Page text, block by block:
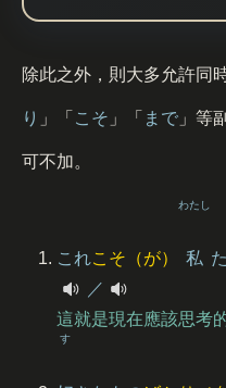
除此之外，則大多允許同
り 」「 こそ 」「 まで 」等
可不加。
これこそ（が） 私
わたし
／
這就是現在應該思考
す